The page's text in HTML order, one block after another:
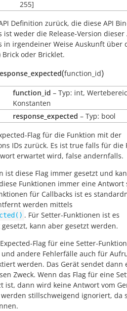
255]
Definition zurück, die diese API
weder die Release-Version dieser
in irgendeiner Weise Auskunft über
oder Bricklet.
(function_id)
function_id – Typ: int,
Konstanten
response_expected – Typ: bool
Flag für die Funktion mit der
IDs zurück. Es ist true falls für die
erwartet wird, false andernfalls.
ist diese Flag immer gesetzt und
Funktionen immer eine Antwort
für Callbacks ist es
werden mittels
. Für Setter-Funktionen ist es
kann aber gesetzt werden.
Flag für eine Setter-
andere Fehlerfälle auch für
werden. Das Gerät sendet dann
Zweck. Wenn das Flag für eine
ist, dann wird keine Antwort vom
stillschweigend ignoriert, da